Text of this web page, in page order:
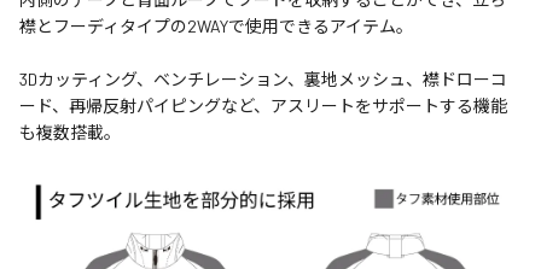
襟とフーディタイプの2WAYで使用できるアイテム。
3Dカッティング、ベンチレーション、裏地メッシュ、襟ドローコ
ード、再帰反射パイピングなど、アスリートをサポートする機能
も複数搭載。